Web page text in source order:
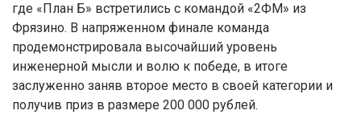
где «План Б» встретились с командой «2ФМ» из
Фрязино. В напряженном финале команда
продемонстрировала высочайший уровень
инженерной мысли и волю к победе, в итоге
заслуженно заняв второе место в своей категории и
получив приз в размере 200 000 рублей.